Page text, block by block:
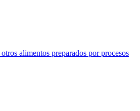
alimentos preparados por procesos